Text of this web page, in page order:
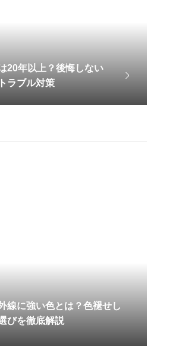
20年以上？後悔しない
ラブル対策
線に強い色とは？色褪せし
びを徹底解説